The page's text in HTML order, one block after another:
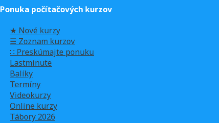
Ponuka počítačových kurzov
★ Nové kurzy
☰ Zoznam kurzov
∷ Preskúmajte ponuku
Lastminute
Balíky
Termíny
Videokurzy
Online kurzy
Tábory 2026